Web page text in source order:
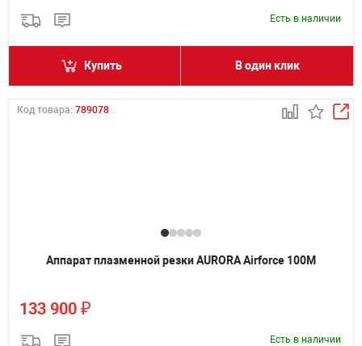
Есть в наличии
Купить В один клик
Код товара: 789078
Аппарат плазменной резки AURORA Airforce 100M
133 900 ₽
Есть в наличии